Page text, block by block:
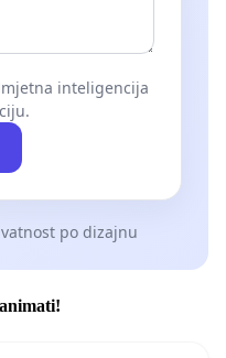
inteligencija
po dizajnu